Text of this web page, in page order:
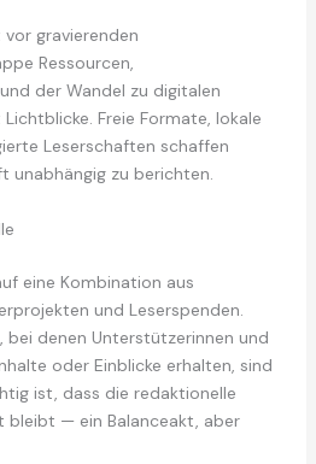
gravierenden
Ressourcen,
der Wandel zu digitalen
Freie Formate, lokale
Leserschaften schaffen
unabhängig zu berichten.
eine Kombination aus
und Leserspenden.
denen Unterstützerinnen und
oder Einblicke erhalten, sind
ist, dass die redaktionelle
bleibt — ein Balanceakt, aber